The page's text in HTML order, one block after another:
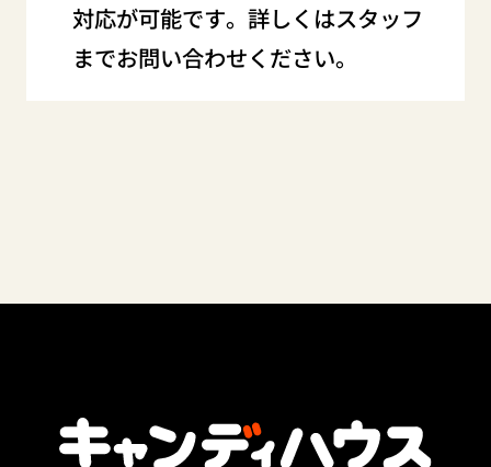
対応が可能です。詳しくはスタッフ
までお問い合わせください。